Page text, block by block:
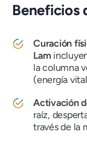
Beneficios
Curación
Lam
la columna
(energía
Activación
raíz,
través de la